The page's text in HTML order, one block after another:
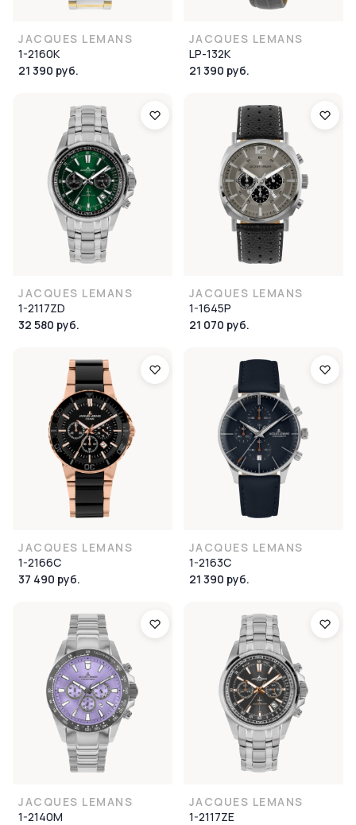
JACQUES LEMANS
1-2160K
21 390 руб.
JACQUES LEMANS
LP-132K
21 390 руб.
JACQUES LEMANS
1-2117ZD
32 580 руб.
JACQUES LEMANS
1-1645P
21 070 руб.
JACQUES LEMANS
1-2166C
37 490 руб.
JACQUES LEMANS
1-2163C
21 390 руб.
JACQUES LEMANS
1-2140M
JACQUES LEMANS
1-2117ZE